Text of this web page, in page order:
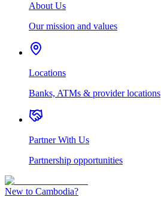
About Us
Our mission and values
Locations
Banks, ATMs & provider locations
Partner With Us
Partnership opportunities
New to Cambodia?